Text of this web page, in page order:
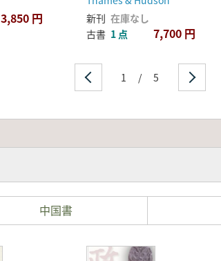
3,850 円
新刊 在庫なし
古書 1 点 7,700 円
1 / 5
中国書